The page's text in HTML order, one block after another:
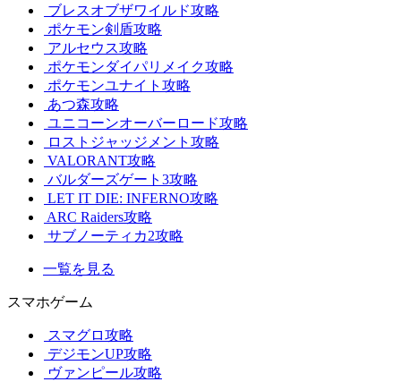
ブレスオブザワイルド攻略
ポケモン剣盾攻略
アルセウス攻略
ポケモンダイパリメイク攻略
ポケモンユナイト攻略
あつ森攻略
ユニコーンオーバーロード攻略
ロストジャッジメント攻略
VALORANT攻略
バルダーズゲート3攻略
LET IT DIE: INFERNO攻略
ARC Raiders攻略
サブノーティカ2攻略
一覧を見る
スマホゲーム
スマグロ攻略
デジモンUP攻略
ヴァンピール攻略